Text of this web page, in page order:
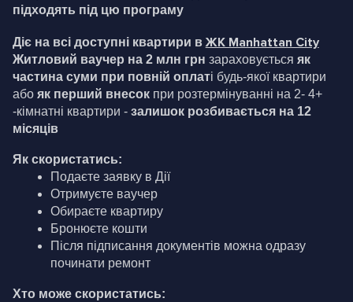
підходять під цю програму
Діє на всі доступні квартири в ЖК Manhattan City
Житловий ваучер на 2 млн грн зараховується як
частина суми при повній оплаті будь-якої квартири
або як перший внесок при розтермінуванні на 2- 4+
-кімнатні квартири - залишок розбивається на 12
місяців
Як скористатись:
Подаєте заявку в Дії
Отримуєте ваучер
Обираєте квартиру
Бронюєте кошти
Після підписання документів можна одразу
починати ремонт
Хто може скористатись: